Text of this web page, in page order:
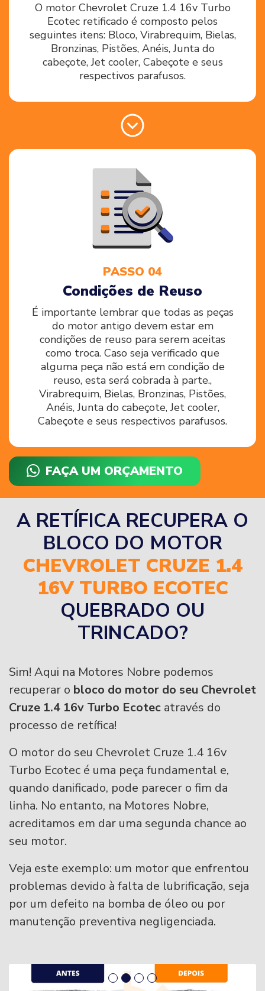
O motor Chevrolet Cruze 1.4 16v Turbo
Ecotec retificado é composto pelos
seguintes itens: Bloco, Virabrequim, Bielas,
Bronzinas, Pistões, Anéis, Junta do
cabeçote, Jet cooler, Cabeçote e seus
respectivos parafusos.
PASSO 04
Condições de Reuso
É importante lembrar que todas as peças
do motor antigo devem estar em
condições de reuso para serem aceitas
como troca. Caso seja verificado que
alguma peça não está em condição de
reuso, esta será cobrada à parte.,
Virabrequim, Bielas, Bronzinas, Pistões,
Anéis, Junta do cabeçote, Jet cooler,
Cabeçote e seus respectivos parafusos.
FAÇA UM ORÇAMENTO
A RETÍFICA RECUPERA O
BLOCO DO MOTOR
CHEVROLET CRUZE 1.4
16V TURBO ECOTEC
QUEBRADO OU
TRINCADO?
Sim! Aqui na Motores Nobre podemos
recuperar o bloco do motor do seu Chevrolet
Cruze 1.4 16v Turbo Ecotec através do
processo de retífica!
O motor do seu Chevrolet Cruze 1.4 16v
Turbo Ecotec é uma peça fundamental e,
quando danificado, pode parecer o fim da
linha. No entanto, na Motores Nobre,
acreditamos em dar uma segunda chance ao
seu motor.
Veja este exemplo: um motor que enfrentou
problemas devido à falta de lubrificação, seja
por um defeito na bomba de óleo ou por
manutenção preventiva negligenciada.